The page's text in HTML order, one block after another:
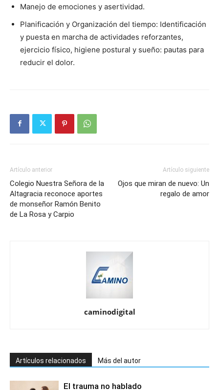
Manejo de emociones y asertividad.
Planificación y Organización del tiempo: Identificación
y puesta en marcha de actividades reforzantes,
ejercicio físico, higiene postural y sueño: pautas para
reducir el dolor.
Artículo anterior
Colegio Nuestra Señora de la
Altagracia reconoce aportes
de monseñor Ramón Benito
de La Rosa y Carpio
Artículo siguiente
Ojos que miran de nuevo: Un
regalo de amor
caminodigital
Artículos relacionados Más del autor
El trauma no hablado